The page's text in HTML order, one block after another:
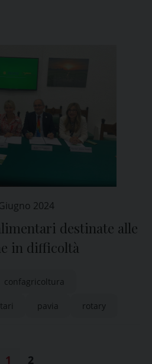
2024
destinate alle
in difficoltà
confagricoltura
pavia rotary
1
2